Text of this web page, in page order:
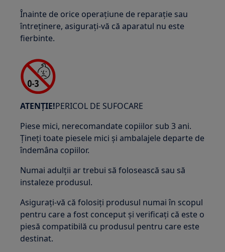
Înainte de orice operațiune de reparație sau
întreținere, asigurați-vă că aparatul nu este
fierbinte.
ATENȚIE!PERICOL DE SUFOCARE
Piese mici, nerecomandate copiilor sub 3 ani.
Țineți toate piesele mici și ambalajele departe de
îndemâna copiilor.
Numai adulții ar trebui să folosească sau să
instaleze produsul.
Asigurați-vă că folosiți produsul numai în scopul
pentru care a fost conceput și verificați că este o
piesă compatibilă cu produsul pentru care este
destinat.